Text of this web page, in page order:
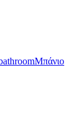
Μπάνιο